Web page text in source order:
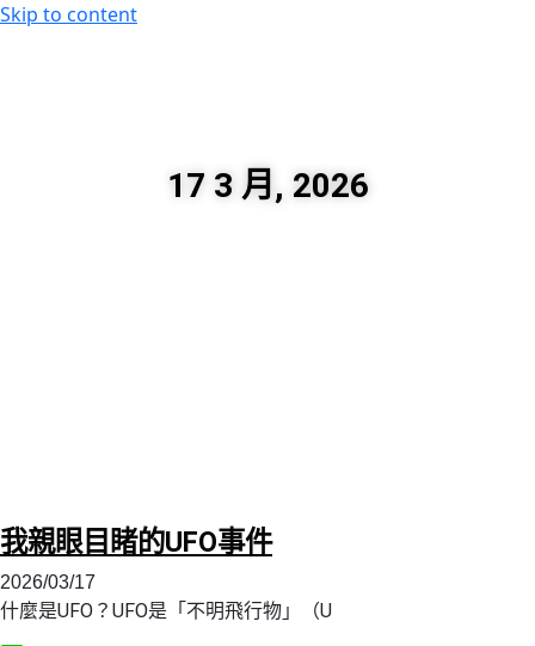
Skip to content
17 3 月, 2026
我親眼目睹的UFO事件
2026/03/17
什麼是UFO？UFO是「不明飛行物」（U